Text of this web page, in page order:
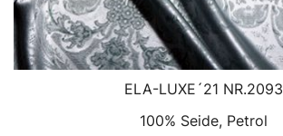
ELA-LUXE´21 NR.2093
100% Seide, Petrol